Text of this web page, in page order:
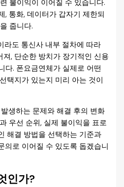
불이익이 이어질 수 있습니다.
, 통화, 데이터가 갑자기 제한되
줍니다.
라도 통신사 내부 절차에 따라
, 단순한 방치가 장기적인 신용
다. 폰요금연체가 실제로 어떤
택지가 있는지 미리 아는 것이
생하는 문제와 해결 후의 변화
우선 순위, 실제 불이익을 표로
해결 방법을 선택하는 기준과
의로 이어질 수 있도록 돕겠습니
인가?